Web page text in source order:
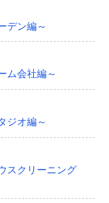
デン編～
ム会社編～
ジオ編～
スクリーニング